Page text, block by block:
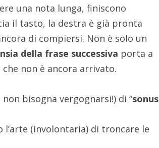
una nota lunga, finiscono
il tasto, la destra è già pronta
di compiersi. Non è solo un
della frase successiva porta a
non è ancora arrivato.
bisogna vergognarsi!) di “sonus
(involontaria) di troncare le